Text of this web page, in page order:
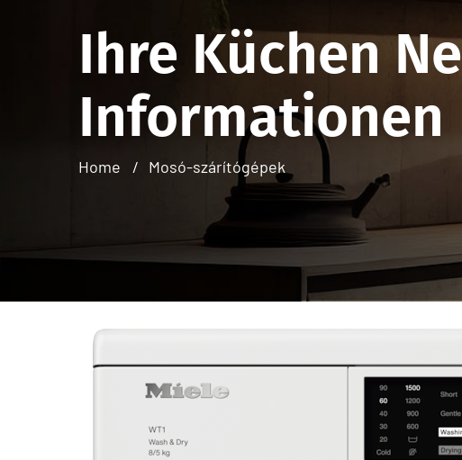
Ihre Küchen
Informationen
Home Mosó-szárítógépek